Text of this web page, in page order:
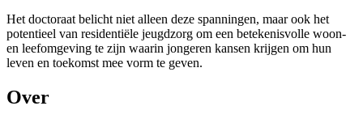
Het doctoraat belicht niet alleen deze spanningen, maar ook het
potentieel van residentiële jeugdzorg om een betekenisvolle woon-
en leefomgeving te zijn waarin jongeren kansen krijgen om hun
leven en toekomst mee vorm te geven.
Over